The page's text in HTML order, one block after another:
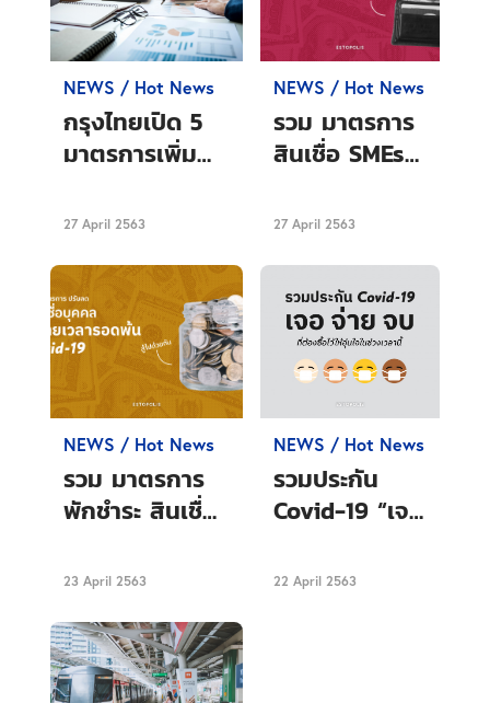
NEWS / Hot News
กรุงไทยเปิด 5
มาตรการเพิ่ม
ลูกค้าทุกกลุ่ม
27 April 2563
NEWS / Hot News
รวม มาตรการ
สินเชื่อ SMEs
Covid-19
27 April 2563
NEWS / Hot News
รวม มาตรการ
พักชำระ สินเชื่อ
เวลารอดพ้น
23 April 2563
NEWS / Hot News
รวมประกัน
Covid-19 “เจอ
ต้องซื้อไว้ให้อุ่น
22 April 2563